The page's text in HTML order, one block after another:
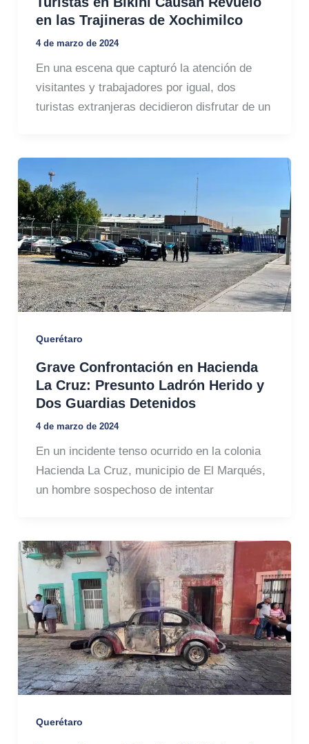
en las Trajineras de Xochimilco
4 de marzo de 2024
En una escena que capturó la atención de
visitantes y trabajadores por igual, dos
turistas extranjeras decidieron disfrutar de un
Querétaro
Grave Confrontación en Hacienda
La Cruz: Presunto Ladrón Herido y
Dos Guardias Detenidos
4 de marzo de 2024
En un incidente tenso ocurrido en la colonia
Hacienda La Cruz, municipio de El Marqués,
un hombre sospechoso de intentar
Querétaro